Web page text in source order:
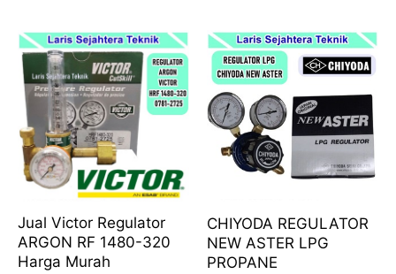
Jual Victor Regulator
ARGON RF 1480-320
Harga Murah
CHIYODA REGULATOR
NEW ASTER LPG
PROPANE